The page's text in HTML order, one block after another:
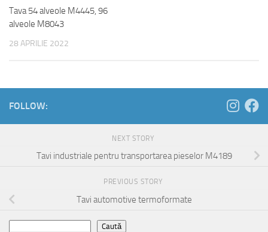
Tava 54 alveole M4445, 96
alveole M8043
28 APRILIE 2022
FOLLOW:
NEXT STORY
Tavi industriale pentru transportarea pieselor M4189
PREVIOUS STORY
Tavi automotive termoformate
Caută